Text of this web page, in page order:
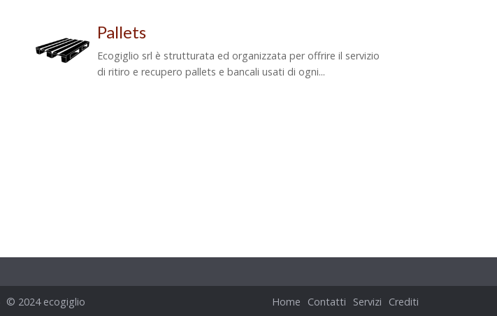
Pallets
Ecogiglio srl è strutturata ed organizzata per offrire il servizio
di ritiro e recupero pallets e bancali usati di ogni...
© 2024 ecogiglio Home Contatti Servizi Crediti